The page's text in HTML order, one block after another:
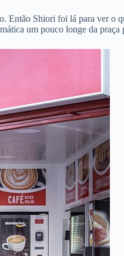
Então Shiori foi lá para ver o
um pouco longe da praça